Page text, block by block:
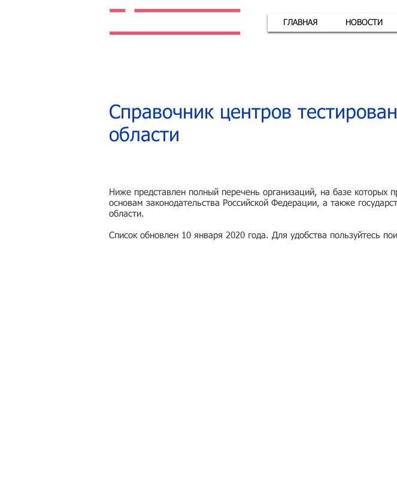
ГЛАВНАЯ НОВОСТИ
Справочник центров
области
Ниже представлен полный перечень организаций, на базе которых
основам законодательства Российской Федерации, а также
области.
Список обновлен 10 января 2020 года. Для удобства пользуйтесь